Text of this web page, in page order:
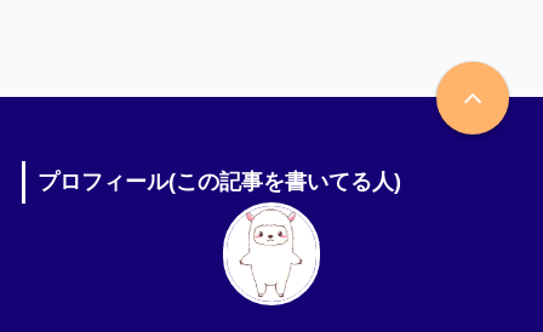
プロフィール(この記事を書いてる人)